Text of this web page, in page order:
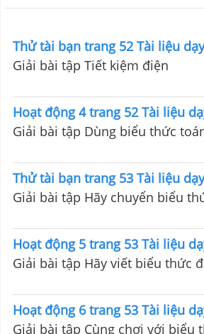
Thử tài bạn trang 52 Tài liệu
Giải bài tập Tiết kiệm điện
Hoạt động 4 trang 52 Tài liệu
Giải bài tập Dùng biểu thức
Thử tài bạn trang 53 Tài liệu
Giải bài tập Hãy chuyển biểu
Hoạt động 5 trang 53 Tài liệu
Giải bài tập Hãy viết biểu thức
Hoạt động 6 trang 53 Tài liệu
Giải bài tập Cùng chơi với biểu